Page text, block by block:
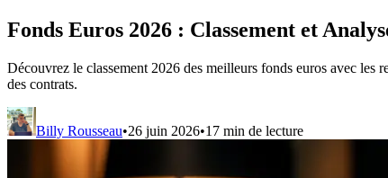
Fonds Euros 2026 : Classement et
Découvrez le classement 2026 des meilleurs fonds euros avec
des contrats.
Billy Rousseau•26 juin 2026•17 min de lecture